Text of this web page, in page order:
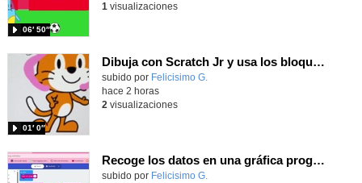
06′ 50″
1 visualizaciones
Dibuja con Scratch Jr y usa los bloques de aparecer/desparecer para hacer animaciones
Contenido educativo.
subido por Felicisimo G.
01′ 0″
hace 2 horas
2 visualizaciones
Recoge los datos en una gráfica programando tu placa microbit con MakeCode y conoce la Tª y nivel de luz en este eclipse
Contenido educativo.
subido por Felicisimo G.